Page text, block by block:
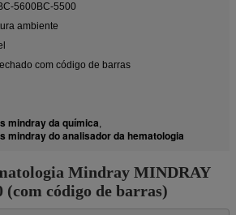
5600BC-5500
ambiente
com código de barras
mindray da química,
mindray do analisador da hematologia
Mindray MINDRAY
(com código de barras)